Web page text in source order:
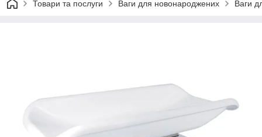
Товари та послуги Ваги для новонароджених Ваги